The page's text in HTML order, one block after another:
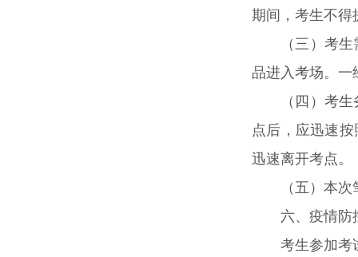
期间，考生不得
（三）考
品进入考场。一
（四）考
点后，应迅速
迅速离开考点。
（五）本
六、疫情防
考生参加考